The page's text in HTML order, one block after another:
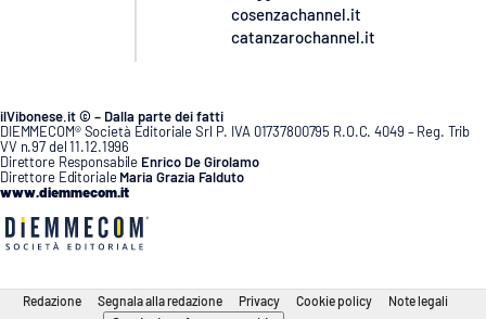
cosenzachannel.it
catanzarochannel.it
ilVibonese.it © – Dalla parte dei fatti
DIEMMECOM® Società Editoriale Srl P. IVA 01737800795 R.O.C. 4049 – Reg. Trib
VV n.97 del 11.12.1996
Direttore Responsabile Enrico De Girolamo
Direttore Editoriale Maria Grazia Falduto
www.diemmecom.it
Redazione Segnala alla redazione Privacy Cookie policy Note legali